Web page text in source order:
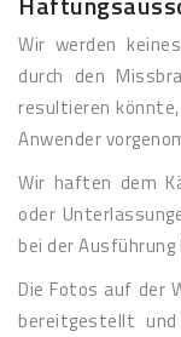
Wir werden
durch den
resultieren
Anwender
Wir haften dem
oder
bei der
Die Fotos auf der
bereitgestellt